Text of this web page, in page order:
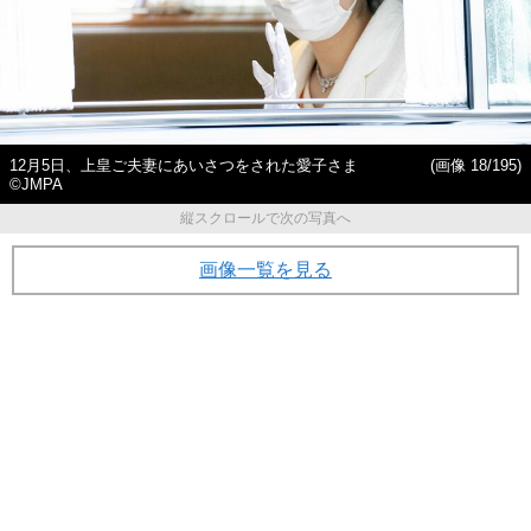
12月5日、上皇ご夫妻にあいさつをされた愛子さま
©JMPA
(画像 18/195)
縦スクロールで次の写真へ
画像一覧を見る